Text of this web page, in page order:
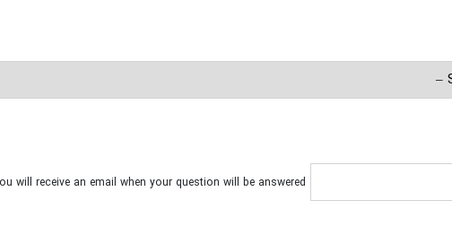
will receive an email when your question will be answered.